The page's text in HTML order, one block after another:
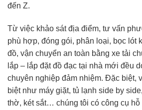
đến Z.
Từ việc khảo sát địa điểm, tư vấn
phù hợp, đóng gói, phân loại, bọc lót
đồ, vận chuyển an toàn bằng xe tải
lắp – lắp đặt đồ đạc tại nhà mới đều
chuyên nghiệp đảm nhiệm. Đặc biệt,
biệt như máy giặt, tủ lạnh side by
thờ, két sắt… chúng tôi có công cụ